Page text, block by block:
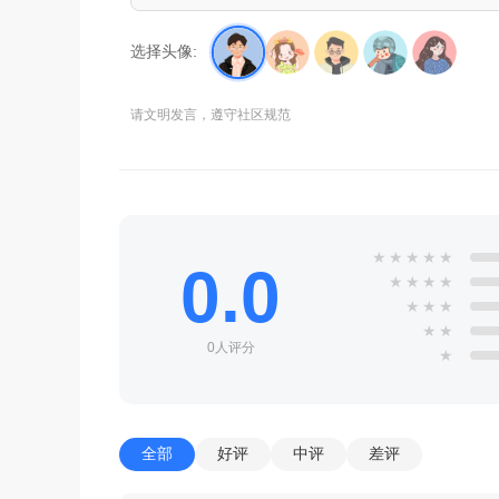
选择头像:
请文明发言，遵守社区规范
0.0
0人评分
★ ★ ★ ★ ★
★ ★ ★ ★
★ ★ ★
★ ★
★
全部 好评 中评 差评